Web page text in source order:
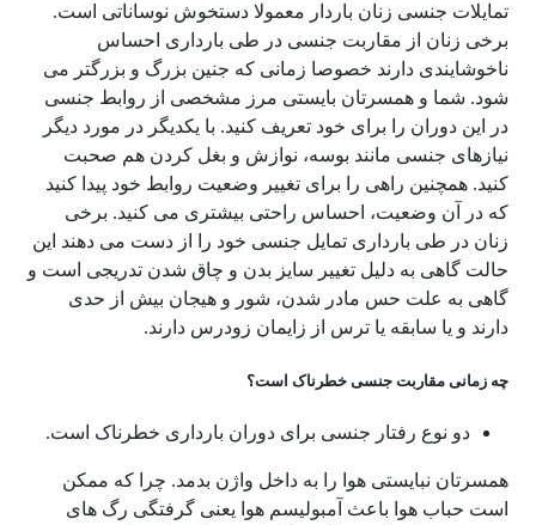
تمایلات جنسی زنان باردار معمولا دستخوش نوساناتی است.
برخی زنان از مقاربت جنسی در طی بارداری احساس
ناخوشایندی دارند خصوصا زمانی که جنین بزرگ و بزرگتر می
شود. شما و همسرتان بایستی مرز مشخصی از روابط جنسی
در این دوران را برای خود تعریف کنید. با یکدیگر در مورد دیگر
نیازهای جنسی مانند بوسه، نوازش و بغل کردن هم صحبت
کنید. همچنین راهی را برای تغییر وضعیت روابط خود پیدا کنید
که در آن وضعیت، احساس راحتی بیشتری می کنید. برخی
زنان در طی بارداری تمایل جنسی خود را از دست می دهند این
حالت گاهی به دلیل تغییر سایز بدن و چاق شدن تدریجی است و
گاهی به علت حس مادر شدن، شور و هیجان بیش از حدی
دارند و یا سابقه یا ترس از زایمان زودرس دارند.
چه زمانی مقاربت جنسی خطرناک است؟
دو نوع رفتار جنسی برای دوران بارداری خطرناک است.
همسرتان نبایستی هوا را به داخل واژن بدمد. چرا که ممکن
است حباب هوا باعث آمبولیسم هوا یعنی گرفتگی رگ های